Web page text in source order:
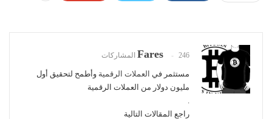
Fares 246 المشاركات
مستثمر في العملات الرقمية وأطمح لتحقيق أول
مليون دولار من العملات الرقمية
راجع المقالات التالية